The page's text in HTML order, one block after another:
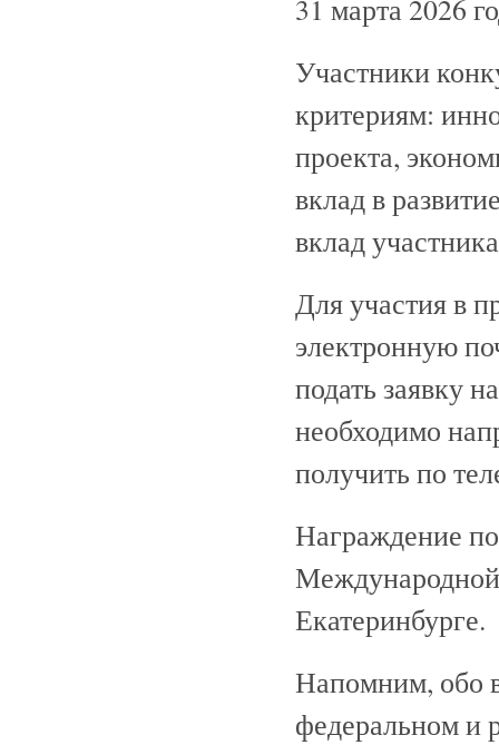
31 марта 2026
Участники
критериям:
проекта,
вклад в
вклад
Для участия в
электронную
подать заявку
необходимо
получить по
Награждение
Екатеринбурге.
Напомним, обо
федеральном и